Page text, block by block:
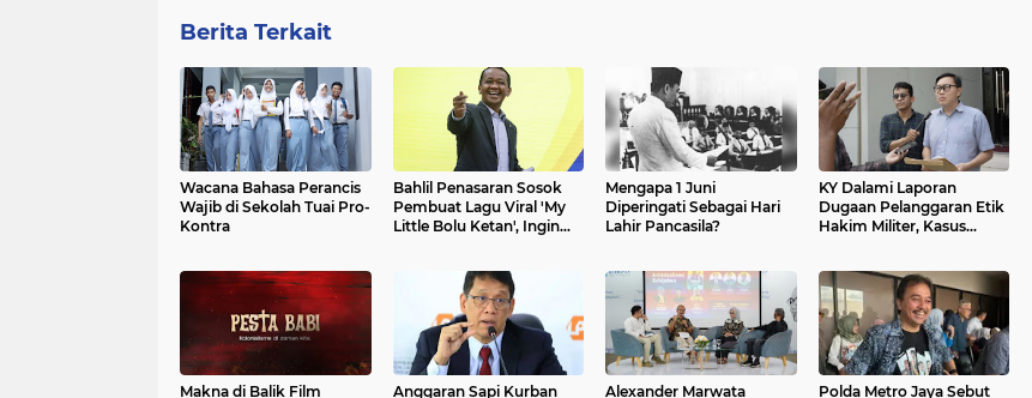
Berita Terkait
Wacana Bahasa Perancis
Wajib di Sekolah Tuai Pro-
Kontra
Bahlil Penasaran Sosok
Pembuat Lagu Viral 'My
Little Bolu Ketan', Ingin
Mengapa 1 Juni
Diperingati Sebagai Hari
Lahir Pancasila?
KY Dalami Laporan
Dugaan Pelanggaran Etik
Hakim Militer, Kasus
Makna di Balik Film
Anggaran Sapi Kurban
Alexander Marwata
Polda Metro Jaya Sebut